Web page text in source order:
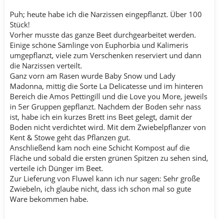
Puh; heute habe ich die Narzissen eingepflanzt. Über 100
Stück!
Vorher musste das ganze Beet durchgearbeitet werden.
Einige schöne Sämlinge von Euphorbia und Kalimeris
umgepflanzt, viele zum Verschenken reserviert und dann
die Narzissen verteilt.
Ganz vorn am Rasen wurde Baby Snow und Lady
Madonna, mittig die Sorte La Delicatesse und im hinteren
Bereich die Amos Pettingill und die Love you More, jeweils
in 5er Gruppen gepflanzt. Nachdem der Boden sehr nass
ist, habe ich ein kurzes Brett ins Beet gelegt, damit der
Boden nicht verdichtet wird. Mit dem Zwiebelpflanzer von
Kent & Stowe geht das Pflanzen gut.
Anschließend kam noch eine Schicht Kompost auf die
Fläche und sobald die ersten grünen Spitzen zu sehen sind,
verteile ich Dünger im Beet.
Zur Lieferung von Fluwel kann ich nur sagen: Sehr große
Zwiebeln, ich glaube nicht, dass ich schon mal so gute
Ware bekommen habe.